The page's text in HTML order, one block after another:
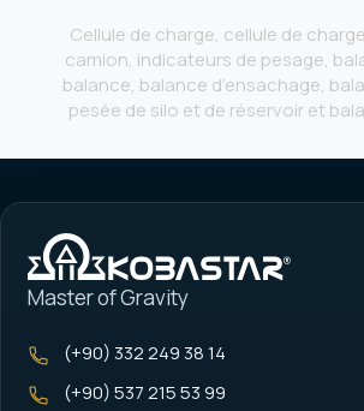
Cellule de charge, cellule de
camion, indicateurs de pesage,
balance, balance d’ensachage,
pesée de silo et de réservoir et
Master of Gravity
(+90) 332 249 38 14
(+90) 537 215 53 99